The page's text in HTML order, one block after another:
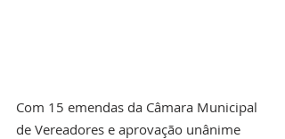
Com 15 emendas da Câmara Municipal
de Vereadores e aprovação unânime